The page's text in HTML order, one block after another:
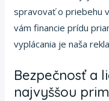
spravovať o priebehu
vám financie prídu
vyplácania je naša
Bezpečnosť a
najvyššou